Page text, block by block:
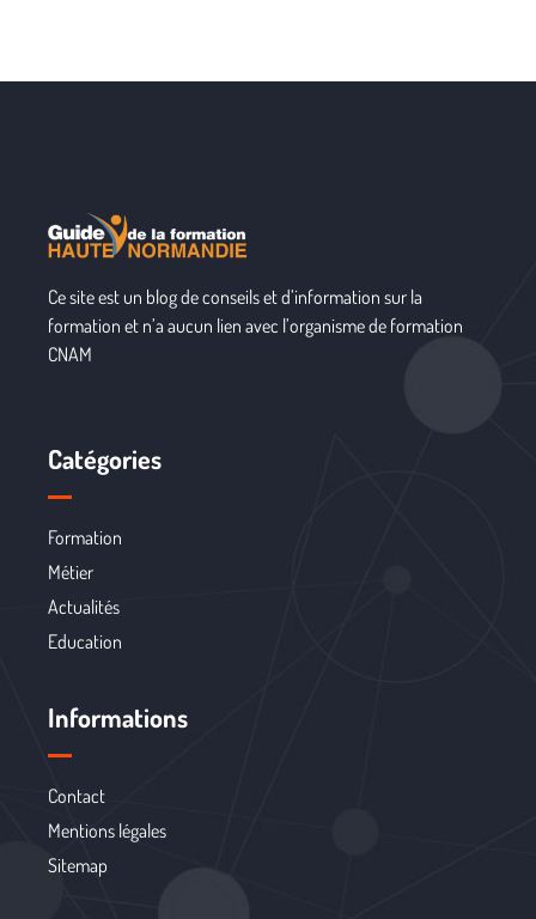
Ce site est un blog de conseils et d’information sur la
formation et n’a aucun lien avec l’organisme de formation
CNAM
Catégories
Formation
Métier
Actualités
Education
Informations
Contact
Mentions légales
Sitemap